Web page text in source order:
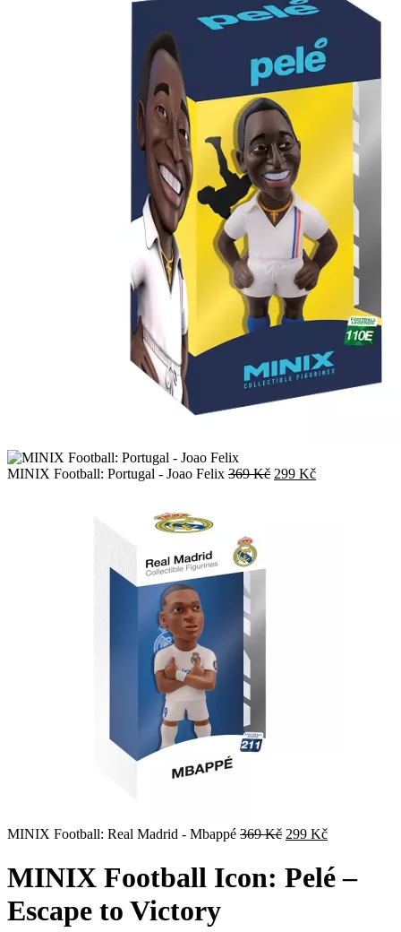
MINIX Football: Portugal - Joao Felix 369Kč Původní
299 KčAktuální
MINIX Football: Real Madrid - Mbappé 369Kč Původní
byla:
369 Kč.
299 KčAktuální
je:
299 Kč.
MINIX Football Icon: Pelé –
Escape to Victory